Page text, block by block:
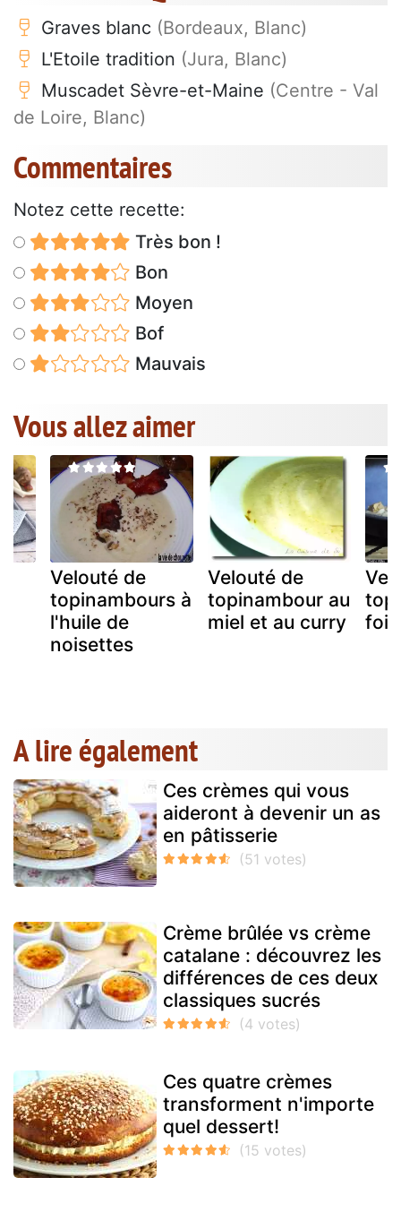
Graves blanc (Bordeaux, Blanc)
L'Etoile tradition (Jura, Blanc)
Muscadet Sèvre-et-Maine (Centre - Val
de Loire, Blanc)
Commentaires
Notez cette recette:
Très bon !
Bon
Moyen
Bof
Mauvais
Vous allez aimer
Velouté de
topinambours à
l'huile de
noisettes
Velouté de
topinambour au
miel et au curry
A lire également
Ces crèmes qui vous
aideront à devenir un as
en pâtisserie
Crème brûlée vs crème
catalane : découvrez les
différences de ces deux
classiques sucrés
Ces quatre crèmes
transforment n'importe
quel dessert!